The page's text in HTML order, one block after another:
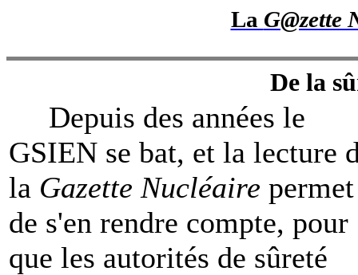
La G@zette
De la
Depuis des années le
GSIEN se bat, et la lecture
la Gazette Nucléaire permet
de s'en rendre compte, pour
que les autorités de sûreté